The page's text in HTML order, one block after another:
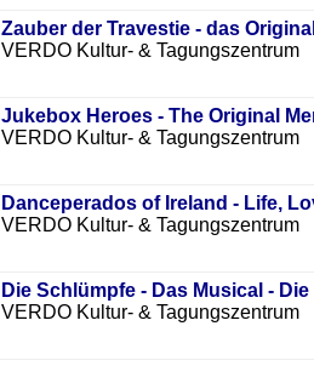
Zauber der Travestie - das
VERDO Kultur- & Tagungszentrum
Jukebox Heroes - The Original
VERDO Kultur- & Tagungszentrum
Danceperados of Ireland - Life,
VERDO Kultur- & Tagungszentrum
Die Schlümpfe - Das Musical -
VERDO Kultur- & Tagungszentrum